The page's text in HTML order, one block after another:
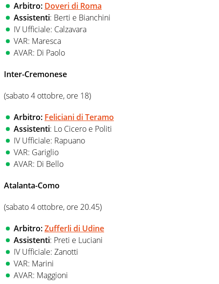
Arbitro: Doveri di Roma
Assistenti: Berti e Bianchini
IV Ufficiale: Calzavara
VAR: Maresca
AVAR: Di Paolo
Inter-Cremonese
(sabato 4 ottobre, ore 18)
Arbitro: Feliciani di Teramo
Assistenti: Lo Cicero e Politi
IV Ufficiale: Rapuano
VAR: Gariglio
AVAR: Di Bello
Atalanta-Como
(sabato 4 ottobre, ore 20.45)
Arbitro:Zufferli di Udine
Assistenti: Preti e Luciani
IV Ufficiale: Zanotti
VAR: Marini
AVAR: Maggioni